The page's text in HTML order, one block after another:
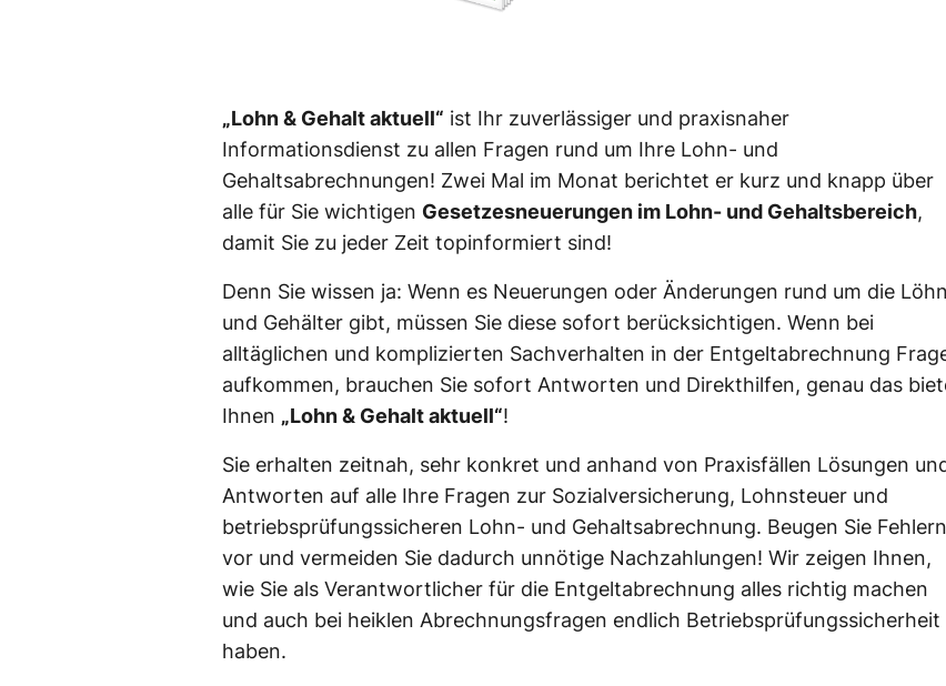
„Lohn & Gehalt aktuell“ ist Ihr zuverlässiger und praxisnaher
Informationsdienst zu allen Fragen rund um Ihre Lohn- und
Gehaltsabrechnungen! Zwei Mal im Monat berichtet er kurz und knapp über
alle für Sie wichtigen Gesetzesneuerungen im Lohn- und Gehaltsbereich,
damit Sie zu jeder Zeit topinformiert sind!
Denn Sie wissen ja: Wenn es Neuerungen oder Änderungen rund um die
und Gehälter gibt, müssen Sie diese sofort berücksichtigen. Wenn bei
alltäglichen und komplizierten Sachverhalten in der Entgeltabrechnung
aufkommen, brauchen Sie sofort Antworten und Direkthilfen, genau das
Ihnen „Lohn & Gehalt aktuell“!
Sie erhalten zeitnah, sehr konkret und anhand von Praxisfällen Lösungen
Antworten auf alle Ihre Fragen zur Sozialversicherung, Lohnsteuer und
betriebsprüfungssicheren Lohn- und Gehaltsabrechnung. Beugen Sie Fehlern
vor und vermeiden Sie dadurch unnötige Nachzahlungen! Wir zeigen Ihnen,
wie Sie als Verantwortlicher für die Entgeltabrechnung alles richtig machen
und auch bei heiklen Abrechnungsfragen endlich Betriebsprüfungssicherheit
haben.